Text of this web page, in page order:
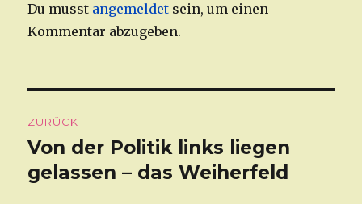
Du musst angemeldet sein, um einen
Kommentar abzugeben.
ZURÜCK
Vorheriger
Beitrag:
Von der Politik links liegen
gelassen – das Weiherfeld